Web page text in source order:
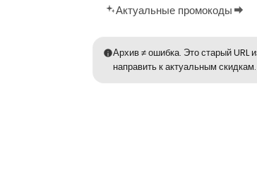
Актуальные промокоды
Архив ≠ ошибка. Это старый URL
направить к актуальным скидкам.